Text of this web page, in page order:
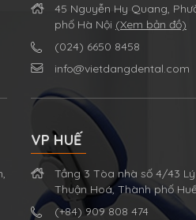
45 Nguyễn Hy Quang,
phố Hà Nội (Xem bản đồ)
(024) 6650 8458
info@vietdangdental.com
VP HUẾ
Tầng 3 Tòa nhà số 4/43
Thuận Hoá, Thành phố Huế
(+84) 909 808 474